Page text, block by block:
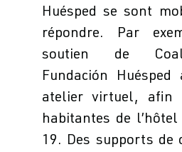
Huésped se sont
répondre. Par
soutien de
Fundación
atelier virtuel, afin
habitantes de
19. Des supports de